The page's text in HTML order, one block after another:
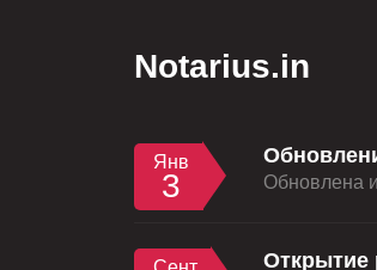
Notarius.in
Янв
3 Обновлена
Открытие